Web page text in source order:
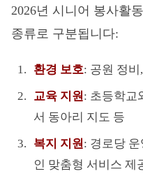
2026년 시니어 봉사활
종류로 구분됩니다:
환경 보호: 공원 정
교육 지원 : 초등학교
서 동아리 지도 등
복지 지원 : 경로당
인 맞춤형 서비스 제